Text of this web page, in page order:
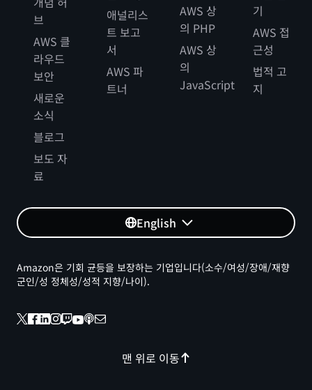
브
AWS 클
라우드
보안
새로운
소식
블로그
보도 자
료
애널리스
트 보고
서
AWS 파
트너
AWS 상
의 PHP
AWS 상
의
JavaScript
기
AWS 접
근성
법적 고
지
English
맨 위로 이동
Amazon은 기회 균등을 보장하는 기업입니다(소수/여성/장애/재향
군인/성 정체성/성적 지향/나이).